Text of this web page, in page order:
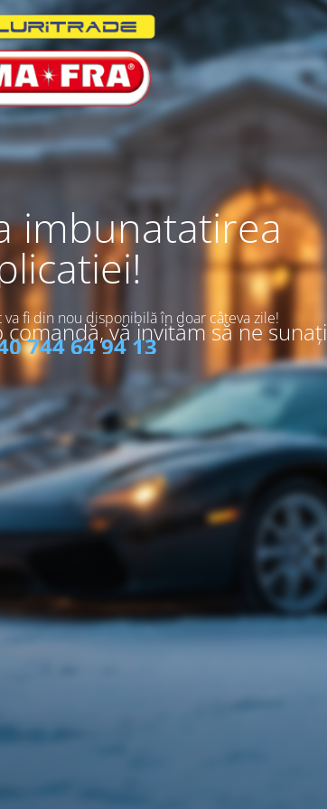
imbunatatirea
fi din nou disponibilă în doar câteva zile!
vă invităm să ne sunați
744 64 94 13